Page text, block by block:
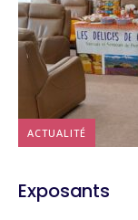
ACTUALITÉ
Exposants